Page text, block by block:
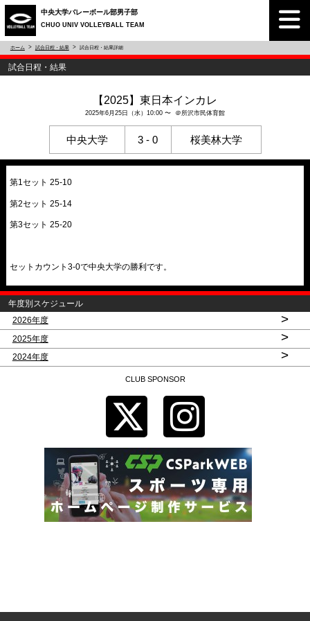
中央大学バレーボール部男子部
CHUO UNIV VOLLEYBALL TEAM
ホーム 試合日程・結果 試合日程・結果詳細
試合日程・結果
【2025】東日本インカレ
2025年6月25日（水）10:00 〜 ＠所沢市民体育館
中央大学 3 - 0 桜美林大学
第1セット 25-10
第2セット 25-14
第3セット 25-20
セットカウント3-0で中央大学の勝利です。
年度別スケジュール
2026年度
>
2025年度 >
2024年度 >
CLUB SPONSOR